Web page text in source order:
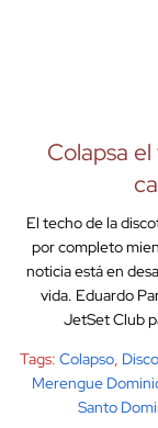
Colapsa
El techo de la
por completo
noticia está en
vida. Eduardo
JetSet Club
Tags: Colapso,
Merengue
Santo